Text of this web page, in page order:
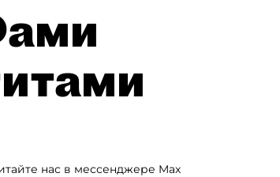
нас в мессенджере Max